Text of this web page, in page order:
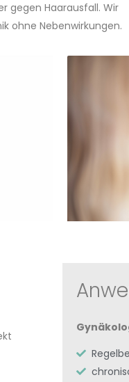
gegen Haarausfall. Wir
ohne Nebenwirkungen.